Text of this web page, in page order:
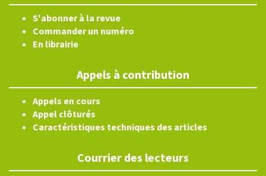
S'abonner à la revue
Commander un numéro
En librairie
Appels à contribution
Appels en cours
Appel clôturés
Caractéristiques techniques des articles
Courrier des lecteurs